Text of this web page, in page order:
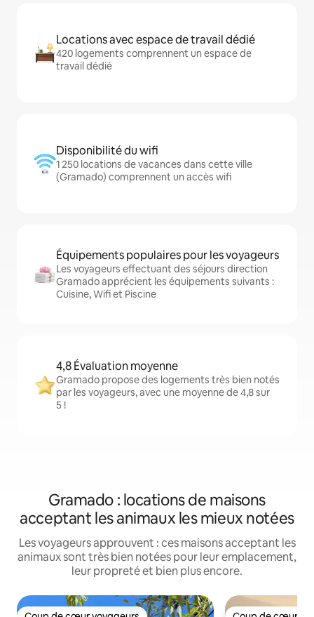
Locations avec espace de travail dédié
420 logements comprennent un espace de
travail dédié
Disponibilité du wifi
1 250 locations de vacances dans cette ville
(Gramado) comprennent un accès wifi
Équipements populaires pour les voyageurs
Les voyageurs effectuant des séjours direction
Gramado apprécient les équipements suivants :
Cuisine, Wifi et Piscine
4,8 Évaluation moyenne
Gramado propose des logements très bien notés
par les voyageurs, avec une moyenne de 4,8 sur
5 !
Gramado : locations de maisons
acceptant les animaux les mieux notées
Les voyageurs approuvent : ces maisons acceptant les
animaux sont très bien notées pour leur emplacement,
leur propreté et bien plus encore.